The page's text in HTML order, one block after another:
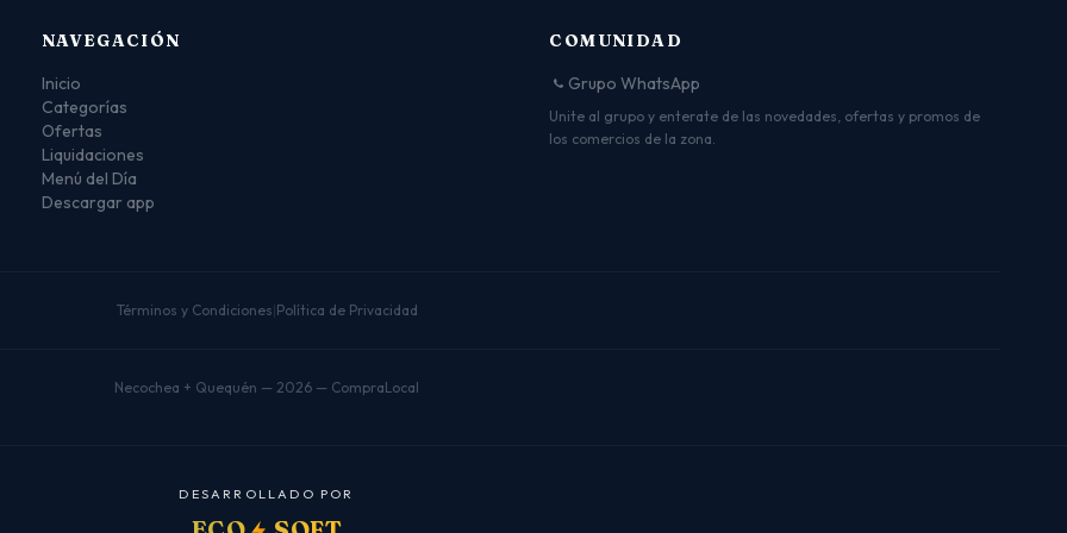
NAVEGACIÓN
Inicio
Categorías
Ofertas
Liquidaciones
Menú del Día
Descargar app
COMUNIDAD
Grupo WhatsApp
Unite al grupo y enterate de las novedades, ofertas y promos de
los comercios de la zona.
Términos y Condiciones|Política de Privacidad
Necochea + Quequén — 2026 — CompraLocal
D ES A R R O L L A D O P O R